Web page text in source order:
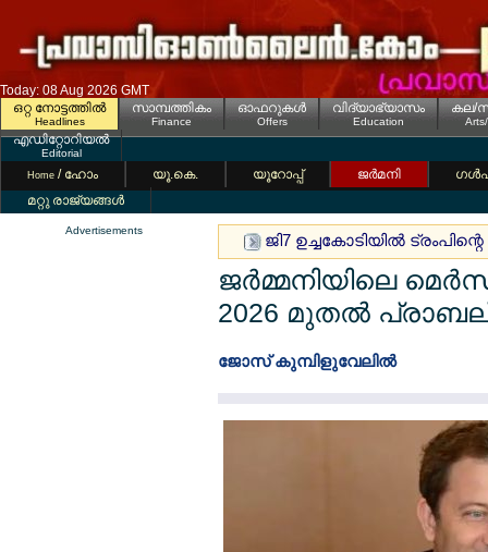
Today: 08 Aug 2026 GMT
ഒറ്റ നോട്ടത്തില്‍
Headlines
സാമ്പത്തികം
Finance
ഓഫറുകള്‍
Offers
വിദ്യാഭ്യാസം
Education
കല/
എഡിറ്റോറിയല്‍
Editorial
Home / ഹോം യൂ.കെ. യൂറോപ്പ് ജര്‍മനി
മറ്റു രാജ്യങ്ങള്‍
Advertisements
ജി7 ഉച്ചകോടിയില്‍
ജര്‍മ്മനിയിലെ
2026 മുതല്‍
ജോസ് കുമ്പിളുവേലില്‍